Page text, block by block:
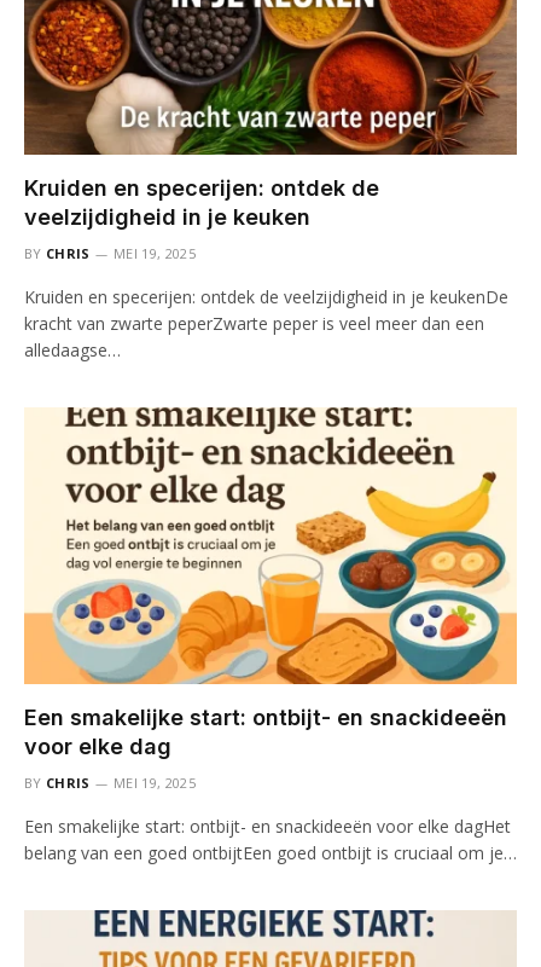
Kruiden en specerijen: ontdek de
veelzijdigheid in je keuken
BY CHRIS MEI 19, 2025
Kruiden en specerijen: ontdek de veelzijdigheid in je keukenDe
kracht van zwarte peperZwarte peper is veel meer dan een
alledaagse…
Een smakelijke start: ontbijt- en snackideeën
voor elke dag
BY CHRIS MEI 19, 2025
Een smakelijke start: ontbijt- en snackideeën voor elke dagHet
belang van een goed ontbijtEen goed ontbijt is cruciaal om je…